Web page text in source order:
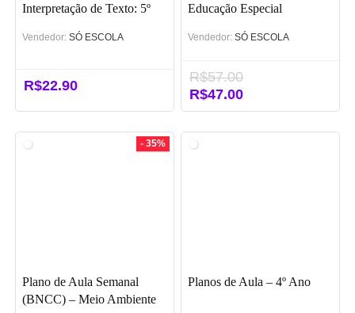
Interpretação de Texto: 5º
Vendedor: SÓ ESCOLA
R$22.90
Educação Especial
Vendedor: SÓ ESCOLA
R$57.00
O
preço
R$47.00O
preço
- 35%
Plano de Aula Semanal
(BNCC) – Meio Ambiente
Planos de Aula – 4º Ano